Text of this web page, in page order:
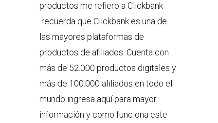
productos me refiero a Clickbank
recuerda que Clickbank es una de
las mayores plataformas de
productos de afiliados. Cuenta con
más de 52.000 productos digitales y
más de 100.000 afiliados en todo el
mundo ingresa aquí para mayor
información y como funciona este